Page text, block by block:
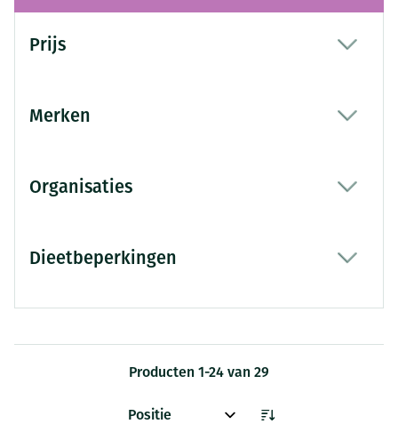
Prijs
Merken
Organisaties
Dieetbeperkingen
Producten 1-24 van 29
Sorteer op: